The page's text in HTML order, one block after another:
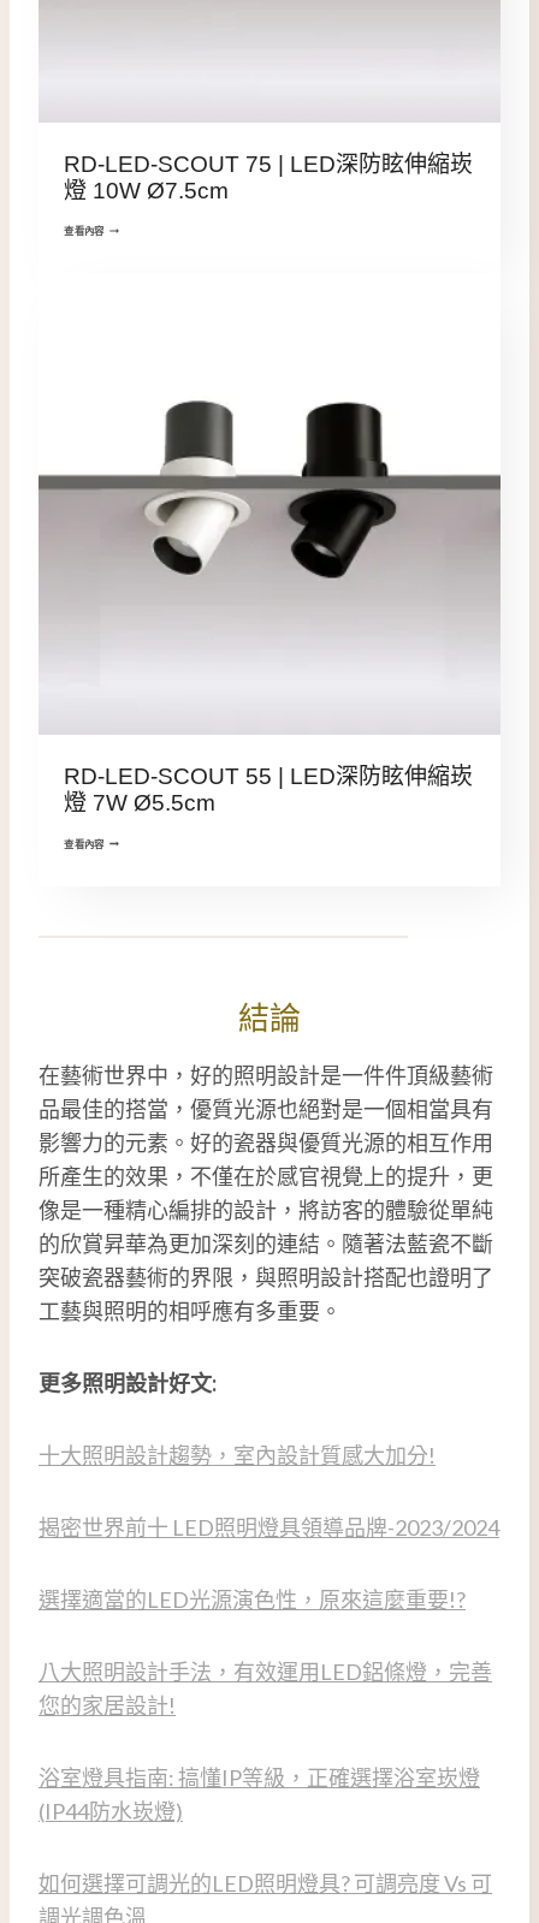
RD-LED-SCOUT 75 | LED深防眩伸縮崁
燈 10W Ø7.5cm
查看內容
RD-LED-SCOUT 55 | LED深防眩伸縮崁
燈 7W Ø5.5cm
查看內容
結論
在藝術世界中，好的照明設計是一件件頂級藝術
品最佳的搭當，優質光源也絕對是一個相當具有
影響力的元素。好的瓷器與優質光源的相互作用
所產生的效果，不僅在於感官視覺上的提升，更
像是一種精心編排的設計，將訪客的體驗從單純
的欣賞昇華為更加深刻的連結。隨著法藍瓷不斷
突破瓷器藝術的界限，與照明設計搭配也證明了
工藝與照明的相呼應有多重要。
更多照明設計好文:
十大照明設計趨勢，室內設計質感大加分!
揭密世界前十 LED照明燈具領導品牌-2023/2024
選擇適當的LED光源演色性，原來這麼重要!?
八大照明設計手法，有效運用LED鋁條燈，完善
您的家居設計!
浴室燈具指南: 搞懂IP等級，正確選擇浴室崁燈
(IP44防水崁燈)
如何選擇可調光的LED照明燈具? 可調亮度 Vs 可
調光調色溫